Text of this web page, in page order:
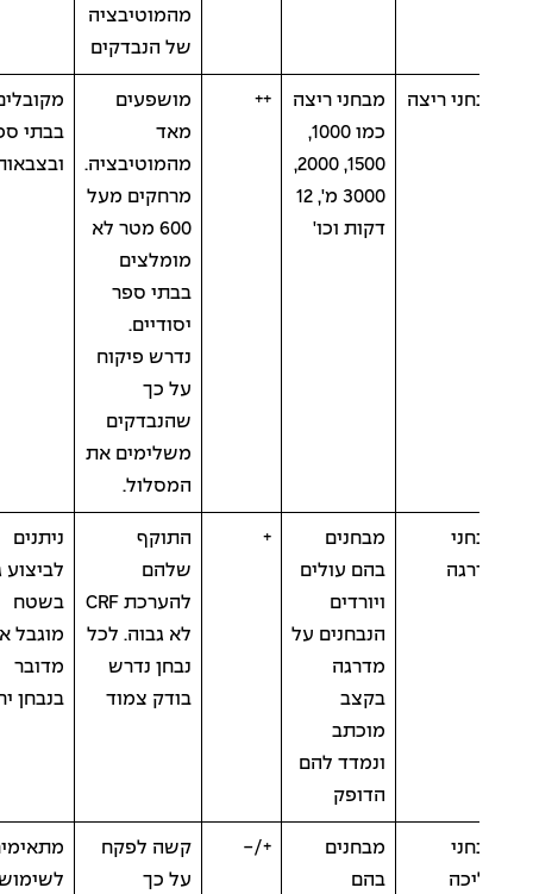
מהמוטיבציה
של הנבדקים
ריצה
מבחני ריצה
כמו 1000,
1500, 2000,
3000 מ', 12
דקות וכו'
++
מושפעים
מהמוטיבציה.
מרחקים מעל
600 מטר לא
מומלצים
בבתי ספר
יסודיים.
נדרש פיקוח
שהנבדקים
משלימים את
המסלול.
מקובלים
בבתי ספר
ובצבאות
מבחנים
בהם עולים
ויורדים
הנבחנים על
ונמדד להם
להערכת CRF
לא גבוה. לכל
נבחן נדרש
בודק צמוד
לביצוע גם
בשטח
מוגבל אם
מדובר
בנבחן יחד.
מבחנים
קשה לפקח
מתאימים
לשימוש